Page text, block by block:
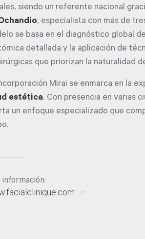
siendo un referente nacional
, especialista con más de
se basa en el diagnóstico global
detallada y la aplicación de
que priorizan la naturalidad
Mirai se enmarca en la
estética. Con presencia en varias
un enfoque especializado que
información: